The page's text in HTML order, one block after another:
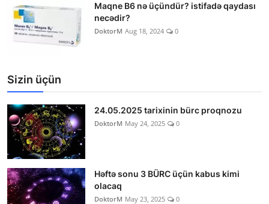
Maqne B6 nə üçündür? istifadə qaydası
necədir?
DoktorM Aug 18, 2024 0
Sizin üçün
24.05.2025 tarixinin bürc proqnozu
DoktorM May 24, 2025 0
Həftə sonu 3 BÜRC üçün kabus kimi
olacaq
DoktorM May 23, 2025 0